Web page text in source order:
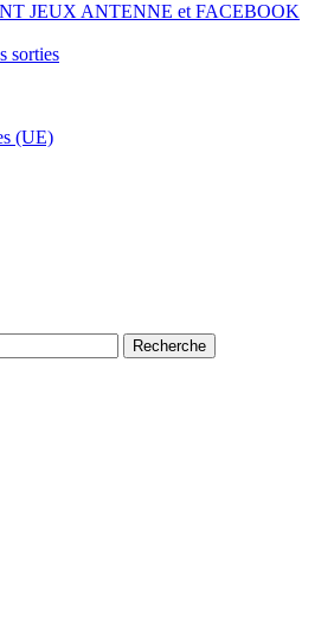
JEUX ANTENNE et FACEBOOK
sorties
(UE)
Recherche